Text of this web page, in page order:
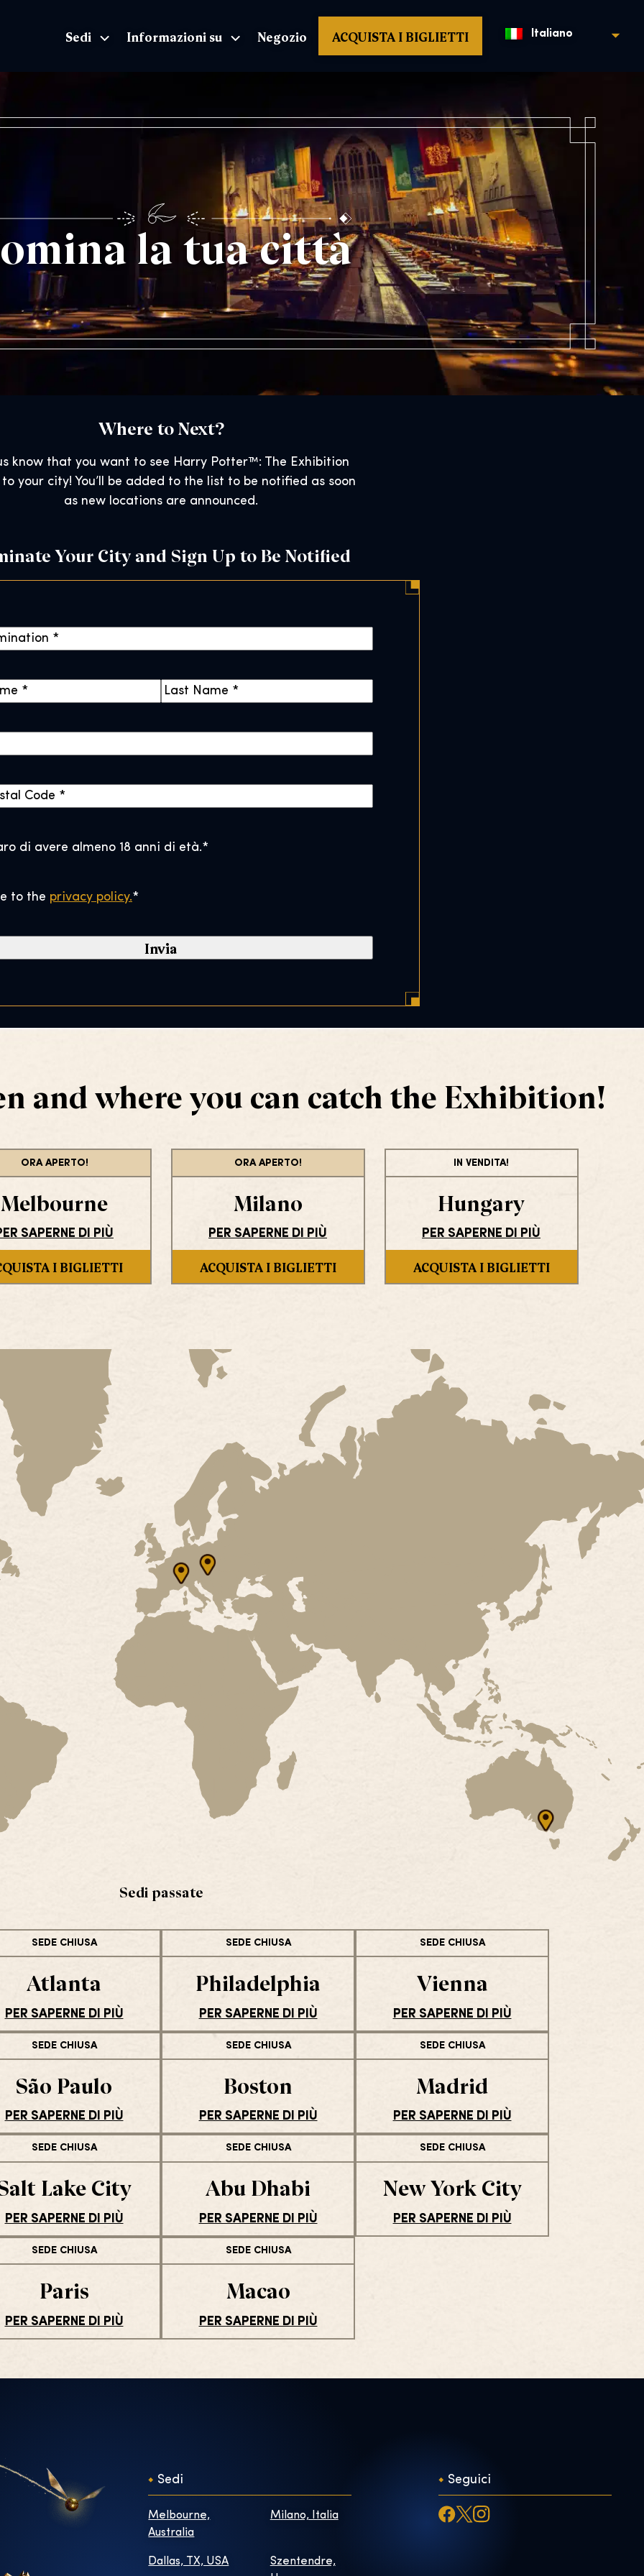
Sedi Informazioni su Negozio ACQUISTA I BIGLIETTI Italiano
la tua città
Where to Next?
know that you want to see Harry Potter™: The Exhibition
your city! You’ll be added to the list to be notified as soon
as new locations are announced.
Your City and Sign Up to Be Notified
o
o
m
di avere almeno 18 anni di età.*
to the privacy policy.*
and where you can catch the Exhibition!
ORA APERTO!
Melbourne
SAPERNE DI PIÙ
I BIGLIETTI
ORA APERTO!
Milano
PER SAPERNE DI PIÙ
ACQUISTA I BIGLIETTI
IN VENDITA!
Hungary
PER SAPERNE DI PIÙ
ACQUISTA I BIGLIETTI
Sedi passate
SEDE CHIUSA
Atlanta
PER SAPERNE DI PIÙ
SEDE CHIUSA
Philadelphia
PER SAPERNE DI PIÙ
SEDE CHIUSA
Vienna
PER SAPERNE DI PIÙ
SEDE CHIUSA
São Paulo
PER SAPERNE DI PIÙ
SEDE CHIUSA
Boston
PER SAPERNE DI PIÙ
SEDE CHIUSA
Madrid
PER SAPERNE DI PIÙ
SEDE CHIUSA
Lake City
PER SAPERNE DI PIÙ
SEDE CHIUSA
Abu Dhabi
PER SAPERNE DI PIÙ
SEDE CHIUSA
New York City
PER SAPERNE DI PIÙ
SEDE CHIUSA
Paris
PER SAPERNE DI PIÙ
SEDE CHIUSA
Macao
PER SAPERNE DI PIÙ
Sedi
Melbourne,
Australia
Milano, Italia
Dallas, TX, USA
Szentendre,
Seguici